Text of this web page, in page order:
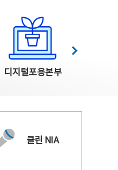
디지털포용본부
다음
클린 NIA